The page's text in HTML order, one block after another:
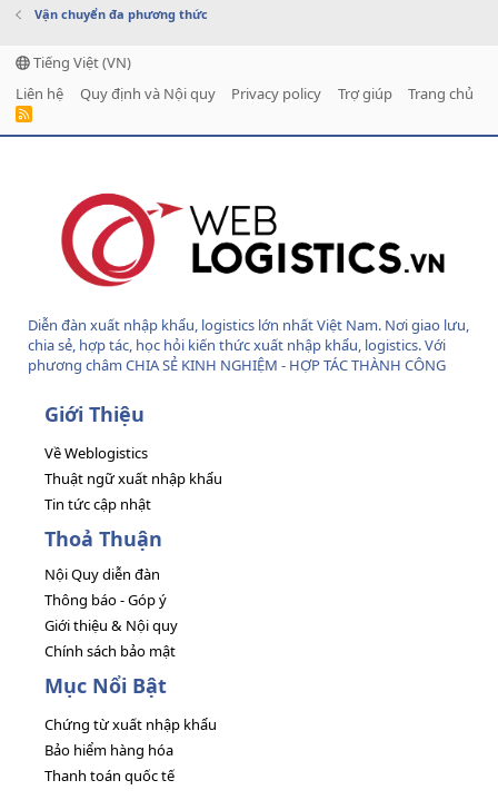
Vận chuyển đa phương thức
Tiếng Việt (VN)
Liên hệ
Quy định và Nội quy Privacy policy Trợ giúp Trang chủ
R
Diễn đàn xuất nhập khẩu, logistics lớn nhất Việt Nam. Nơi giao lưu,
chia sẻ, hợp tác, học hỏi kiến thức xuất nhập khẩu, logistics. Với
phương châm CHIA SẺ KINH NGHIỆM - HỢP TÁC THÀNH CÔNG
Giới Thiệu
Về Weblogistics
Thuật ngữ xuất nhập khẩu
Tin tức cập nhật
Thoả Thuận
Nội Quy diễn đàn
Thông báo - Góp ý
Giới thiệu & Nội quy
Chính sách bảo mật
Mục Nổi Bật
Chứng từ xuất nhập khẩu
Bảo hiểm hàng hóa
Thanh toán quốc tế